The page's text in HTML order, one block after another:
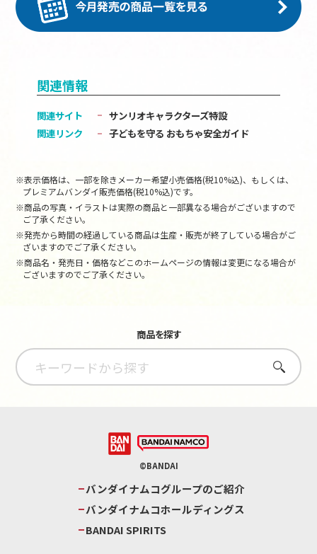
関連情報
関連サイト
サンリオキャラクターズ特設
関連リンク
子どもを守る おもちゃ安全ガイド
※表示価格は、一部を除きメーカー希望小売価格(税10%込)、もしくは、
プレミアムバンダイ販売価格(税10%込)です。
※商品の写真・イラストは実際の商品と一部異なる場合がございますので
ご了承ください。
※発売から時間の経過している商品は生産・販売が終了している場合がご
ざいますのでご了承ください。
※商品名・発売日・価格などこのホームページの情報は変更になる場合が
ございますのでご了承ください。
商品を探す
さがす
©BANDAI
バンダイナムコグループのご紹介
バンダイナムコホールディングス
BANDAI SPIRITS